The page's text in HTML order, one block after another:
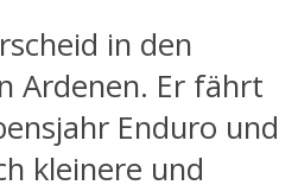
in den
Ardenen. Er fährt
Enduro und
kleinere und